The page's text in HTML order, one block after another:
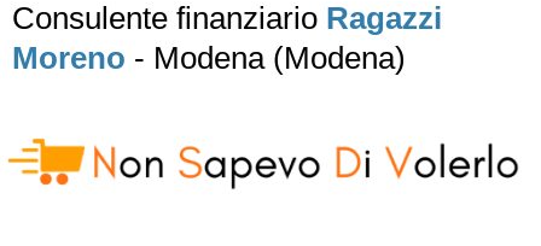
Consulente finanziario Ragazzi
Moreno - Modena (Modena)